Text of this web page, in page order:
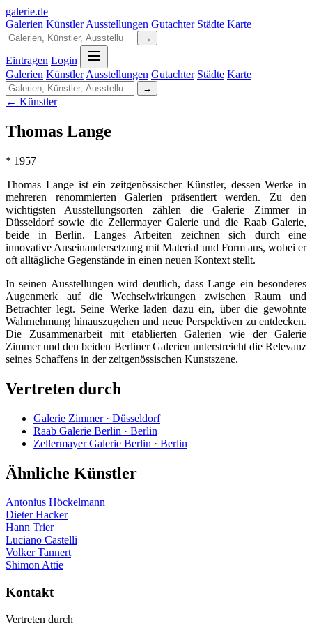
galerie.de
Galerien Künstler Ausstellungen Gutachter Städte Karte
→
Eintragen Login
Galerien Künstler Ausstellungen Gutachter Städte Karte
→
← Künstler
Thomas Lange
* 1957
Thomas Lange ist ein zeitgenössischer Künstler, dessen Werke in
mehreren renommierten Galerien präsentiert werden. Zu den
wichtigsten Ausstellungsorten zählen die Galerie Zimmer in
Düsseldorf sowie die Zellermayer Galerie und die Raab Galerie,
beide in Berlin. Langes Arbeiten zeichnen sich durch eine
innovative Auseinandersetzung mit Material und Form aus, wobei er
oft alltägliche Gegenstände in einen neuen Kontext stellt.
In seinen Ausstellungen wird deutlich, dass Lange ein besonderes
Augenmerk auf die Wechselwirkungen zwischen Raum und
Betrachter legt. Seine Werke laden dazu ein, über die gewohnte
Wahrnehmung hinauszugehen und neue Perspektiven zu entdecken.
Die Zusammenarbeit mit etablierten Galerien wie der Galerie
Zimmer und den beiden Berliner Galerien unterstreicht die Relevanz
seines Schaffens in der zeitgenössischen Kunstszene.
Vertreten durch
Galerie Zimmer · Düsseldorf
Raab Galerie Berlin · Berlin
Zellermayer Galerie Berlin · Berlin
Ähnliche Künstler
Antonius Höckelmann
Dieter Hacker
Hann Trier
Luciano Castelli
Volker Tannert
Shimon Attie
Kontakt
Vertreten durch